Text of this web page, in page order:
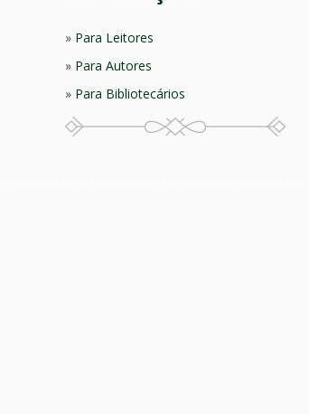
Para Leitores
Para Autores
Para Bibliotecários